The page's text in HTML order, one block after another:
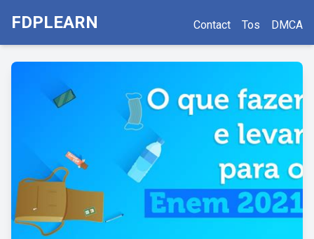
FDPLEARN Contact Tos DMCA